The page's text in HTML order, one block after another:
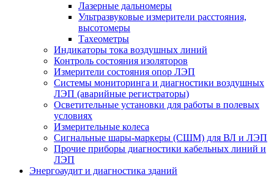
Лазерные дальномеры
Ультразвуковые измерители расстояния,
высотомеры
Тахеометры
Индикаторы тока воздушных линий
Контроль состояния изоляторов
Измерители состояния опор ЛЭП
Системы мониторинга и диагностики воздушных
ЛЭП (аварийные регистраторы)
Осветительные установки для работы в полевых
условиях
Измерительные колеса
Сигнальные шары-маркеры (СШМ) для ВЛ и ЛЭП
Прочие приборы диагностики кабельных линий и
ЛЭП
Энергоаудит и диагностика зданий